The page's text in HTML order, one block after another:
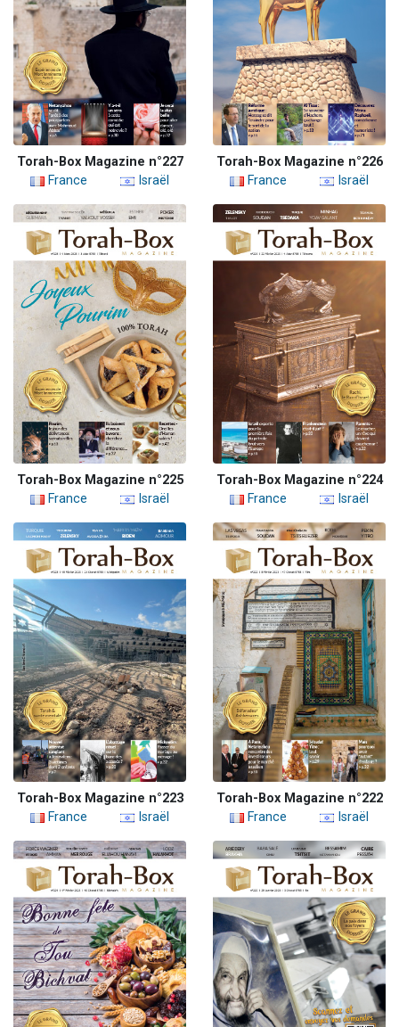
Torah-Box Magazine n°227
France
Israël
Torah-Box Magazine n°226
France
Israël
Torah-Box Magazine n°225
France
Israël
Torah-Box Magazine n°224
France
Israël
Torah-Box Magazine n°223
France
Israël
Torah-Box Magazine n°222
France
Israël